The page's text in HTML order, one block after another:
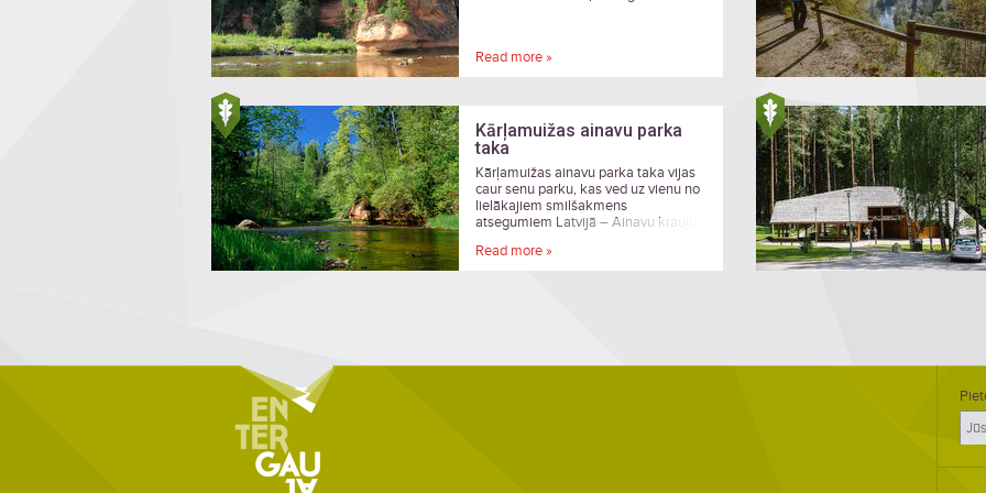
Read more »
Kārļamuižas ainavu parka
taka
Kārļamuižas ainavu parka taka vijas
caur senu parku, kas ved uz vienu no
lielākajiem smilšakmens
atsegumiem Latvijā – Ainavu krauju.
Read more »